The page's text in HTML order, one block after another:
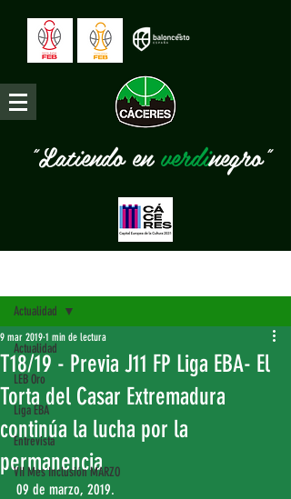
"Latiendo enverdinegro"
Actualidad
LEB Oro
Liga EBA
Entrevista
VII Mes Inclusión MARZO
Actualidad
T18/19 - Previa J11 FP Liga EBA- El
Torta del Casar Extremadura
continúa la lucha por la
permanencia
9 mar 2019 1 min de lectura
09 de marzo, 2019.